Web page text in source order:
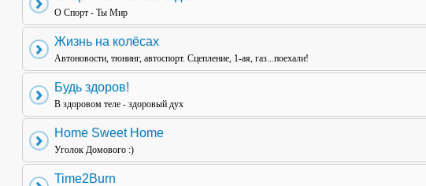
О Спорт - Ты Мир
Жизнь на колёсах
Автоновости, тюнинг, автоспорт. Сцепление, 1-ая, газ...поехали!
Будь здоров!
В здоровом теле - здоровый дух
Home Sweet Home
Уголок Домового :)
Time2Burn